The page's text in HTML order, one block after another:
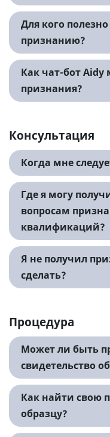
Для кого
признанию?
Как чат-бот
признания?
Консультация
Когда мне
Где я могу
вопросам
квалификаций?
Я не получил
сделать?
Процедура
Может ли быть
свидетельство
Как найти свою
образцу?